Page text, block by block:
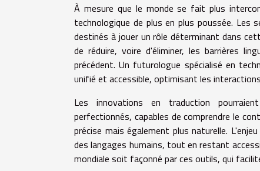
À mesure que le monde se fait plus
technologique de plus en plus poussée. Les
destinés à jouer un rôle déterminant dans
de réduire, voire d'éliminer, les barrières
précédent. Un futurologue spécialisé en
unifié et accessible, optimisant les
Les innovations en traduction
perfectionnés, capables de comprendre le
précise mais également plus naturelle.
des langages humains, tout en restant
mondiale soit façonné par ces outils, qui